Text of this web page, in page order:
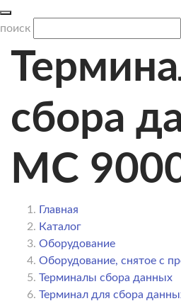
поиск
сбора
MC
Главная
Каталог
Оборудование
Оборудование, снятое с
Терминалы сбора данных
Терминал для сбора